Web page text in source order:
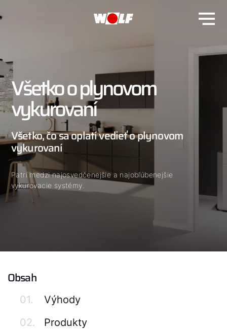
Všetko o plynovom
vykurovaní
Všetko, čo sa oplatí vedieť o plynovom
vykurovaní
Patrí medzi najosvedčenejšie a najobľúbenejšie
vykurovacie systémy.
Obsah
01.
Výhody
02.
Produkty